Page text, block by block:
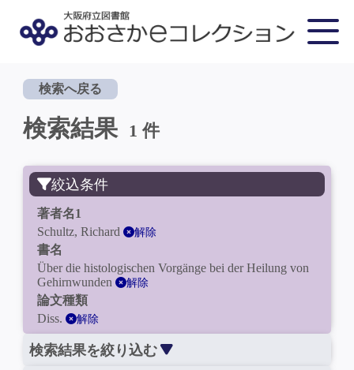
検索へ戻る
検索結果 1 件
絞込条件
著者名1
Schultz, Richard
解除
書名
Über die histologischen Vorgänge bei der Heilung von
Gehirnwunden
解除
論文種類
Diss.
解除
検索結果を絞り込む